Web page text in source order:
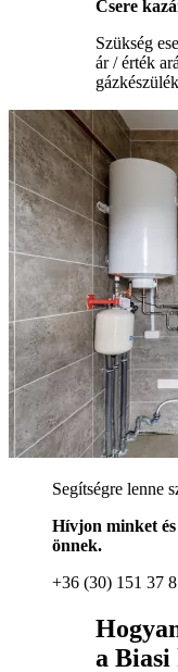
Csere
Szükség
ár / érték
Segítségre lenne
Hívjon minket
önnek.
+36 (30) 151 37
a Biasi